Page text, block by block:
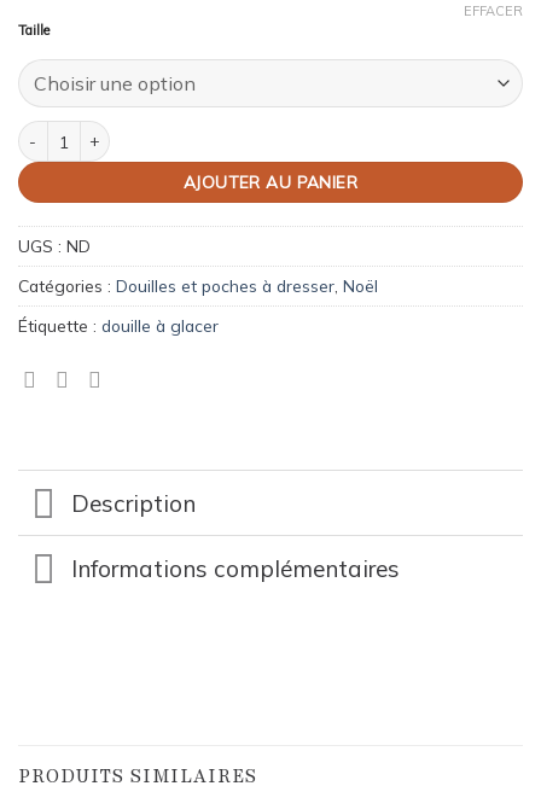
Taille
EFFACER
quantité de Douille à bûche
AJOUTER AU PANIER
UGS : ND
Catégories : Douilles et poches à dresser Noël
Étiquette : douille à glacer
Description
Informations complémentaires
PRODUITS SIMILAIRES